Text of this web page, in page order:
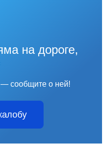
на дороге,
— сообщите о ней!